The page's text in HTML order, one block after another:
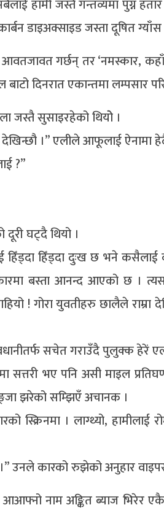
हामी जस्तै गन्तव्यमा पुग्न
डाइअक्साइड जस्ता दूषित ग्याँस
आवतजावत गर्छन् तर ‘नमस्कार,
दिनरात एकान्तमा लम्पसार
जस्तै सुसाइरहेको थियोे ।
।” एलीले आफूलाई ऐनामा
?”
घट्दै थियो ।
हिँड्दा दुःख छ भने कसैलाई
बस्ता आनन्द आएको छ ।
! गोरा युवतीहरु छालैले राम्रा
सचेत गराउँदै पुलुक्क हेरें
भए पनि असी माइल
झरेको सम्झिएँ अचानक ।
। लाग्थ्यो, हामीलाई
उनले कारको रुझेको अनुहार
नाम अङ्कित ब्याज भिरेर